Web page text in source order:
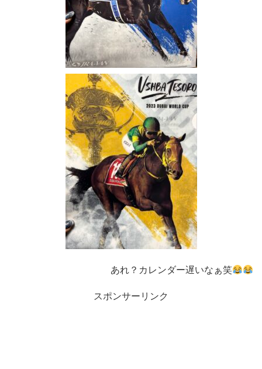
あれ？カレンダー遅いなぁ笑
スポンサーリンク